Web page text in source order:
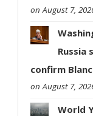
on August 7,
Russia
confirm
on August 7,
World